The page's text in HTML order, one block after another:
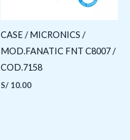
CASE / MICRONICS /
MOD.FANATIC FNT C8007 /
COD.7158
S/ 10.00